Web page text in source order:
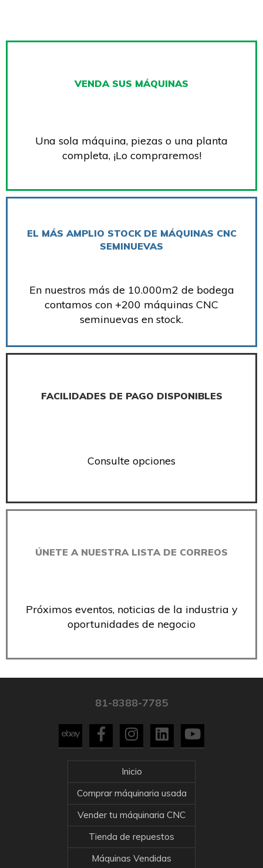
VENDA SUS MÁQUINAS
Una sola máquina, piezas o una planta
completa, ¡Lo compraremos!
EL MÁS AMPLIO STOCK DE MÁQUINAS CNC
SEMINUEVAS
En nuestros más de 10.000m2 de bodega
contamos con +200 máquinas CNC
seminuevas en stock.
FACILIDADES DE PAGO DISPONIBLES
Consulte opciones
ÚNETE A NUESTRA LISTA DE CORREOS
Próximos eventos, noticias de la industria y
oportunidades de negocio
81-8388-7785
Inicio
Comprar máquinaria usada
Vender tu máquinaria CNC
Tienda de repuestos
Máquinas Vendidas